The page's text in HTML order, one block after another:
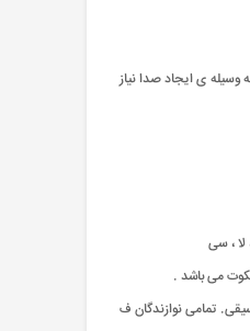
ی ایجاد صدا نیاز
، سی
می باشد .
تمامی نوازندگان ف